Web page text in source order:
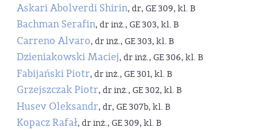
Askari Abolverdi Shirin, dr, GE 309, kl. B
Bachman Serafin, dr inż., GE 303, kl. B
Carreno Alvaro, dr inż., GE 303, kl. B
Dzieniakowski Maciej, dr inż., GE 306, kl. B
Fabijański Piotr, dr inż., GE 301, kl. B
Grzejszczak Piotr, dr inż., GE 302, kl. B
Husev Oleksandr, dr, GE 307b, kl. B
Kopacz Rafał, dr inż., GE 309, kl. B